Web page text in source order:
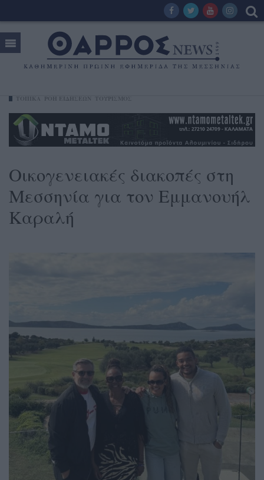
Οικογενειακές διακοπές στη
Μεσσηνία για τον Εμμανουήλ
Καραλή